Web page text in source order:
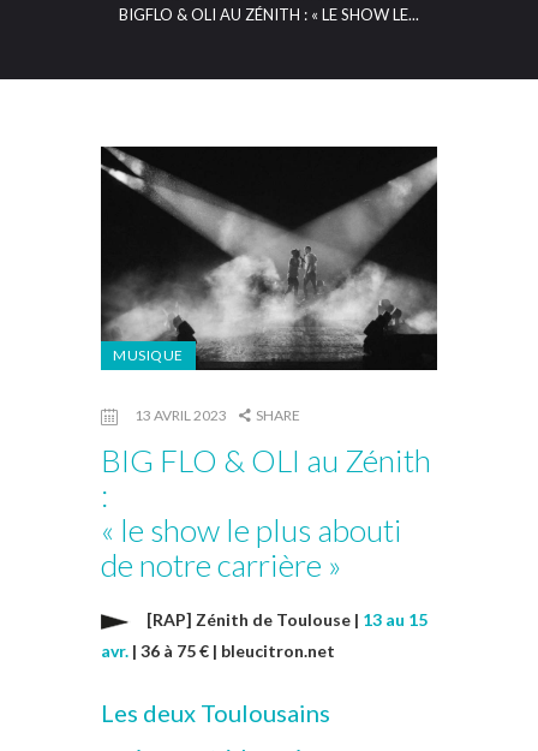
BIGFLO & OLI AU ZÉNITH : « LE SHOW LE...
MUSIQUE
13 AVRIL 2023 SHARE
BIG FLO & OLI au Zénith
:
« le show le plus abouti
de notre carrière »
[RAP] Zénith de Toulouse | 13 au 15
avr. | 36 à 75 € | bleucitron.net
Les deux Toulousains